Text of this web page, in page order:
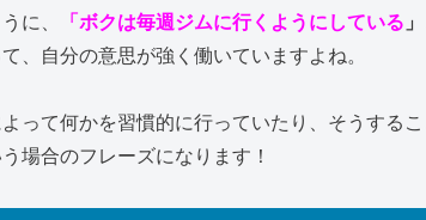
に、 「ボクは毎週ジムに行くようにしている 」
、自分の意思が強く働いていますよね。
って何かを習慣的に行っていたり、そうする
場合のフレーズになります！